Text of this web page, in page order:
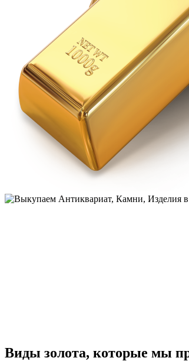
Виды золота, которые мы